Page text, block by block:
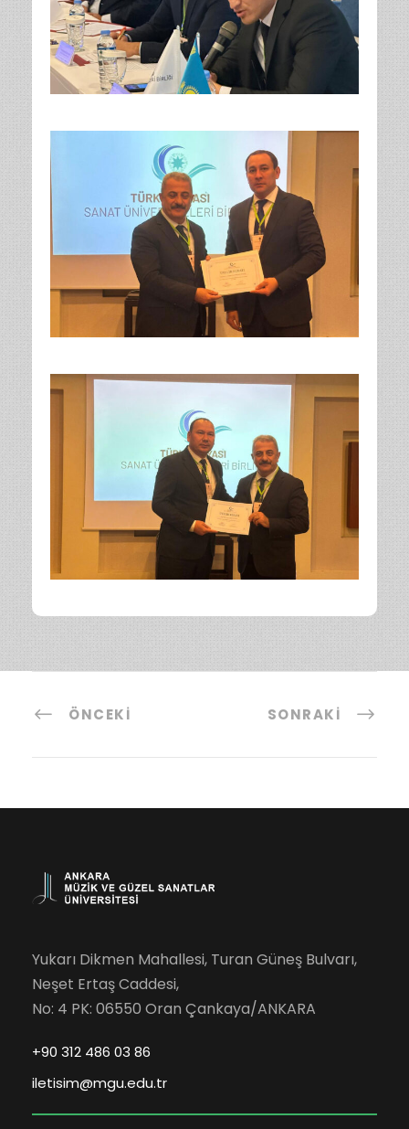
ÖNCEKI SONRAKI
Yukarı Dikmen Mahallesi, Turan Güneş Bulvarı,
Neşet Ertaş Caddesi,
No: 4 PK: 06550 Oran Çankaya/ANKARA
+90 312 486 03 86
iletisim@mgu.edu.tr